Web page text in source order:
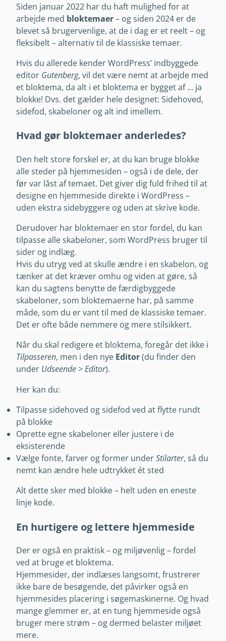
Siden januar 2022 har du haft mulighed for at
arbejde med bloktemaer– og siden 2024 er de
blevet så brugervenlige, at de i dag er et reelt – og
fleksibelt – alternativ til de klassiske temaer.
Hvis du allerede kender WordPress’ indbyggede
editor Gutenberg, vil det være nemt at arbejde med
et bloktema, da alt i et bloktema er bygget af … ja
blokke! Dvs. det gælder hele designet: Sidehoved,
sidefod, skabeloner og alt ind imellem.
Hvad gør bloktemaer anderledes?
Den helt store forskel er, at du kan bruge blokke
alle steder på hjemmesiden – også i de dele, der
før var låst af temaet. Det giver dig fuld frihed til at
designe en hjemmeside direkte i WordPress –
uden ekstra sidebyggere og uden at skrive kode.
Derudover har bloktemaer en stor fordel, du kan
tilpasse alle skabeloner, som WordPress bruger til
sider og indlæg.
Hvis du utryg ved at skulle ændre i en skabelon, og
tænker at det kræver omhu og viden at gøre, så
kan du sagtens benytte de færdigbyggede
skabeloner, som bloktemaerne har, på samme
måde, som du er vant til med de klassiske temaer.
Det er ofte både nemmere og mere stilsikkert.
Når du skal redigere et bloktema, foregår det ikke i
Tilpasseren, men i den nye Editor(du finder den
under Udseende > Editor).
Her kan du:
Tilpasse sidehoved og sidefod ved at flytte rundt
på blokke
Oprette egne skabeloner eller justere i de
eksisterende
Vælge fonte, farver og former underStilarter, så du
nemt kan ændre hele udtrykket ét sted
Alt dette sker med blokke – helt uden en eneste
linje kode.
En hurtigere og lettere hjemmeside
Der er også en praktisk – og miljøvenlig – fordel
ved at bruge et bloktema.
Hjemmesider, der indlæses langsomt, frustrerer
ikke bare de besøgende, det påvirker også en
hjemmesides placering i søgemaskinerne. Og hvad
mange glemmer er, at en tung hjemmeside også
bruger mere strøm – og dermed belaster miljøet
mere.